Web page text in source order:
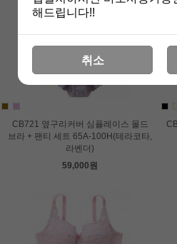
CB721 옆구리커버 심플레이스 몰드
브라 + 팬티 세트 65A-100H(테라코타,
라벤더)
59,000원
해드립니다!!
취소